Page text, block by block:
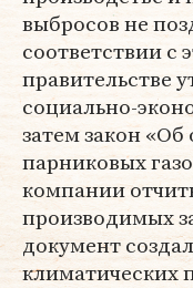
выбросов не
соответствии с
правительстве
социально-
затем закон
парниковых
компании
производимых
документ
климатических